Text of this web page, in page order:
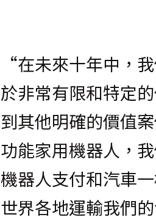
“在未來十年中，
於非常有限和特定
到其他明確的價值
功能家用機器人，
機器人支付和汽車
世界各地運輸我們